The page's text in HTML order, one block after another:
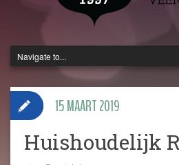
Huishoudelijk
15 MAART 2019